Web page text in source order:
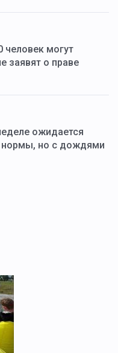
человек могут
заявят о праве
ожидается
нормы, но с дождями